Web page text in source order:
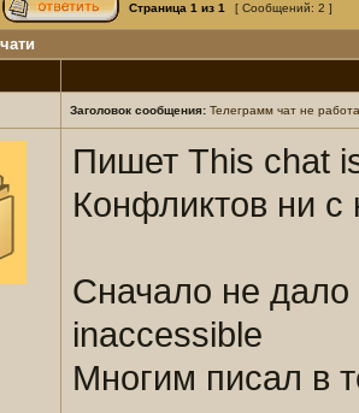
Страница 1 из 1 [ Сообщений: 2 ]
Заголовок сообщения: Телеграмм чат не
Пишет This chat
Конфликтов ни
Сначало не дало
inaccessible
Многим писал в